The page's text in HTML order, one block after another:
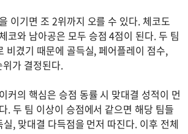
이기면 조 2위까지 오를 수 있다. 체코도
코와 남아공은 모두 승점 4점이 된다. 두 팀
비겼기 때문에 골득실, 페어플레이 점수,
가 결정된다.
커의 핵심은 승점 동률 시 맞대결 성적이 먼
. 두 팀 이상이 승점에서 같으면 해당 팀들
, 맞대결 다득점을 먼저 따진다. 이후 전체